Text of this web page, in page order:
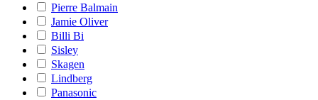
Pierre Balmain
Jamie Oliver
Billi Bi
Sisley
Skagen
Lindberg
Panasonic